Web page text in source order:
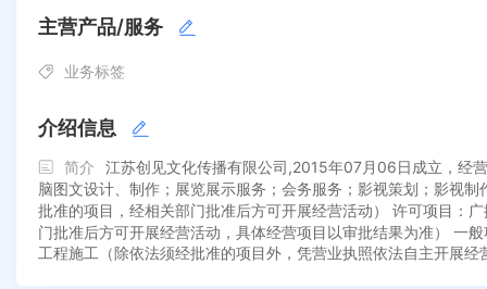
主营产品/服务
业务标签
介绍信息
简介
江苏创见文化传播有限公司,2015年07月06日成立，经
脑图文设计、制作；展览展示服务；会务服务；影视策划；影视
批准的项目，经相关部门批准后方可开展经营活动） 许可项目：
门批准后方可开展经营活动，具体经营项目以审批结果为准） 一
工程施工（除依法须经批准的项目外，凭营业执照依法自主开展经